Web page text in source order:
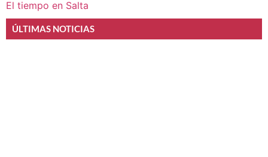
El tiempo en Salta
ÚLTIMAS NOTICIAS